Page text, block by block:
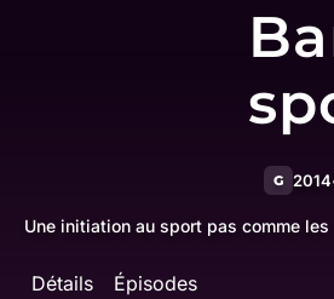
G 2014
Une initiation au sport pas comme
Détails Épisodes